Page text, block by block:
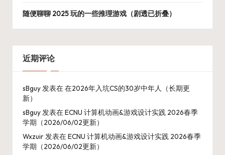
随便聊聊 2025 玩的一些推理游戏（剧透已折叠）
近期评论
sBguy发表在在2026年入坑CS的30岁中年人（长期更
新）
sBguy发表在ECNU 计算机动画&游戏设计实践 2026春季
学期（2026/06/02更新）
Wxzuir发表在ECNU 计算机动画&游戏设计实践 2026春季
学期（2026/06/02更新）